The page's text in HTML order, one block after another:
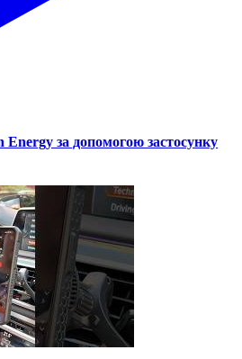
Energy за допомогою застосунку